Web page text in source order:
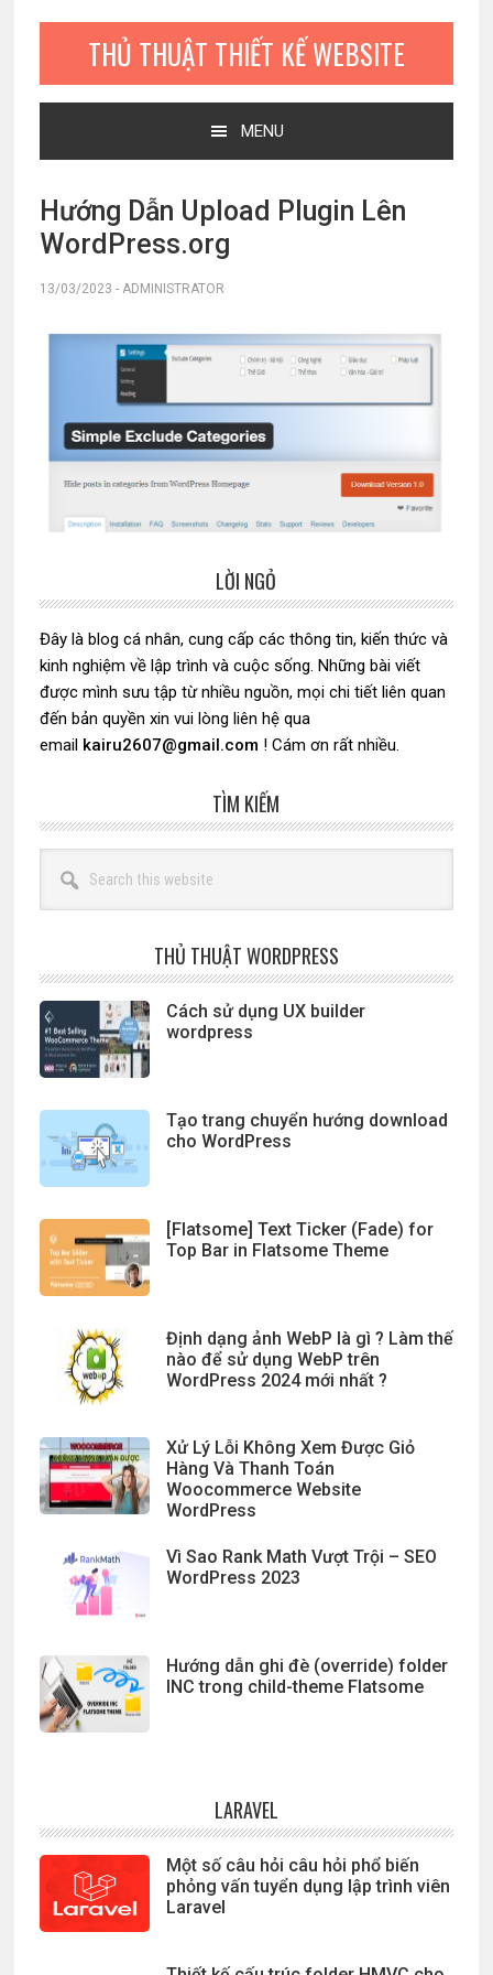
THỦ THUẬT THIẾT KẾ WEBSITE
MENU
Hướng Dẫn Upload Plugin Lên
WordPress.org
13/03/2023 - ADMINISTRATOR
chính
LỜI NGỎ
Đây là blog cá nhân, cung cấp các thông tin, kiến thức và
kinh nghiệm về lập trình và cuộc sống. Những bài viết
được mình sưu tập từ nhiều nguồn, mọi chi tiết liên quan
đến bản quyền xin vui lòng liên hệ qua
email kairu2607@gmail.com ! Cám ơn rất nhiều.
TÌM KIẾM
this
website
THỦ THUẬT WORDPRESS
Cách sử dụng UX builder
wordpress
Tạo trang chuyển hướng download
cho WordPress
[Flatsome] Text Ticker (Fade) for
Top Bar in Flatsome Theme
Định dạng ảnh WebP là gì ? Làm thế
nào để sử dụng WebP trên
WordPress 2024 mới nhất ?
Xử Lý Lỗi Không Xem Được Giỏ
Hàng Và Thanh Toán
Woocommerce Website
WordPress
Vì Sao Rank Math Vượt Trội – SEO
WordPress 2023
Hướng dẫn ghi đè (override) folder
INC trong child-theme Flatsome
LARAVEL
Một số câu hỏi câu hỏi phổ biến
phỏng vấn tuyển dụng lập trình viên
Laravel